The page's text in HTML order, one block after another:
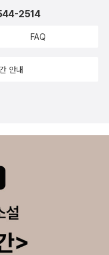
녀
서 절대로 빼놓을 수 없
어딘지 모르게 부자연
릭터를 창조할 때는 우선
터로 독창적인 작품을
살아 움직일 수 있는 이
꼭 생각해 봐야 합니다.
2514
FAQ
안내